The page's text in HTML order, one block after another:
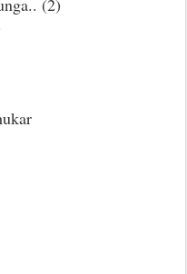
(2)